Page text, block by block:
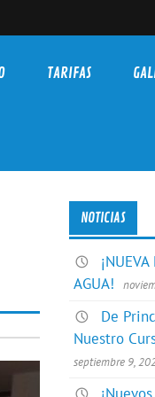
TARIFAS
NOTICIAS
AGUA!
De
Nuestro
septiembre 9,